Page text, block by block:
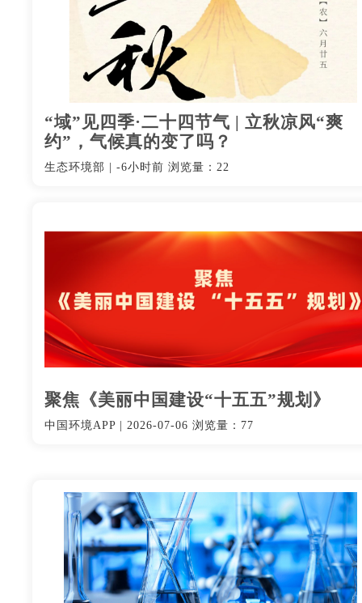
“域”见四季·二十四节气 | 立秋凉风“爽
约”，气候真的变了吗？
生态环境部 -6小时前 浏览量：22
聚焦《美丽中国建设“十五五”规划》
中国环境APP 2026-07-06 浏览量：77